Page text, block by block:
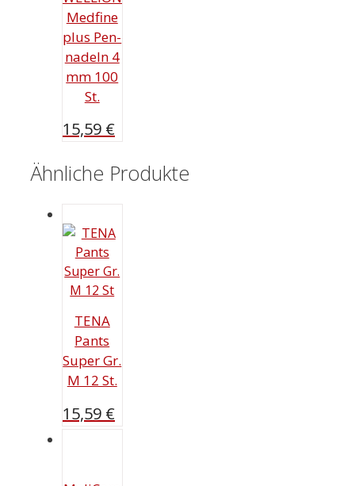
Medfine
plus Pen-
nadeln 4
mm 100
St.
15,59 €
Ähnliche Produkte
TENA
Pants
Super Gr.
M 12 St.
15,59 €